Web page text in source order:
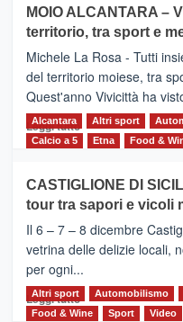
Torna
la
Supermaratona
dell’Etna
MOIO ALCANTARA –
territorio, tra sport e
Michele La Rosa - Tutti
del territorio moiese, tra
Quest'anno Vivicittà ha
Leggi tutto Leggi
MOIO
ALCANTARA
–
Vivicittà,
alla
scoperta
del
territorio,
Alcantara Altri sport
Calcio a 5
Etna Food &
CASTIGLIONE DI
tour tra sapori e vicoli
Il 6 – 7 – 8 dicembre
vetrina delle delizie locali,
per ogni...
Leggi tuttoLeggi
di
Altri sport Automobilismo
Food & Wine
Sport Video